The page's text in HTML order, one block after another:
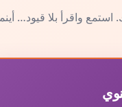
واقرأ بلا قيود…